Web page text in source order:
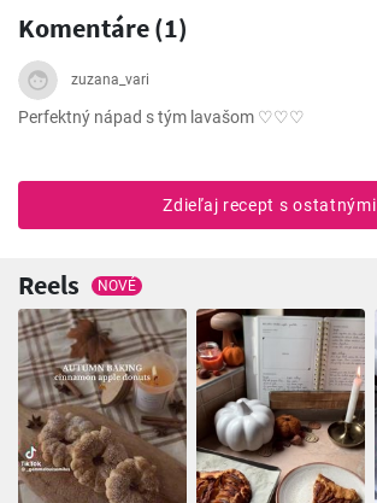
Komentáre (1)
zuzana_vari
Perfektný nápad s tým lavašom ♡♡♡
Zdieľaj recept s ostatnými
Reels NOVÉ